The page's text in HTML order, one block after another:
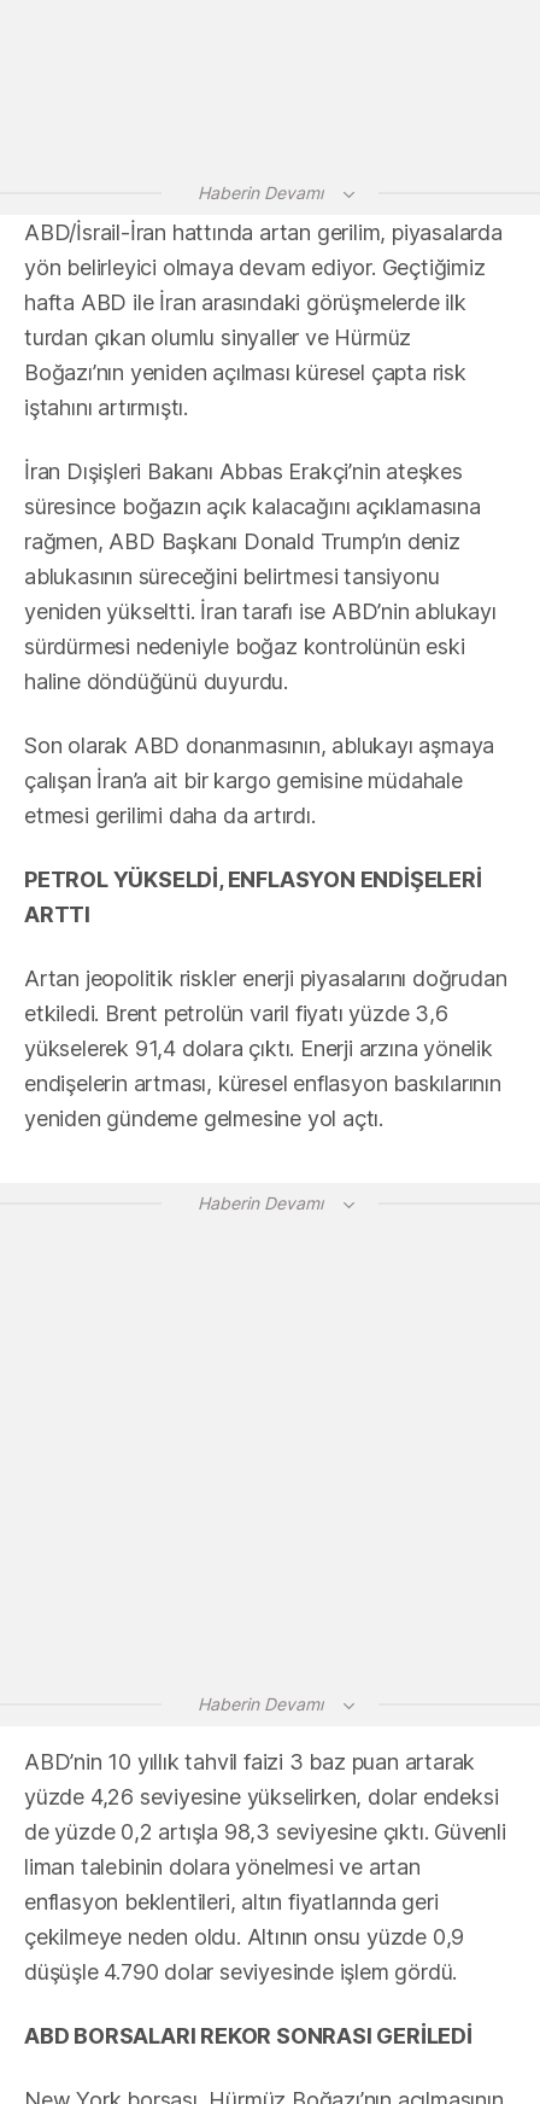
Haberin Devamı
ABD/İsrail-İran hattında artan gerilim, piyasalarda
yön belirleyici olmaya devam ediyor. Geçtiğimiz
hafta ABD ile İran arasındaki görüşmelerde ilk
turdan çıkan olumlu sinyaller ve Hürmüz
Boğazı’nın yeniden açılması küresel çapta risk
iştahını artırmıştı.
İran Dışişleri Bakanı Abbas Erakçi’nin ateşkes
süresince boğazın açık kalacağını açıklamasına
rağmen, ABD Başkanı Donald Trump’ın deniz
ablukasının süreceğini belirtmesi tansiyonu
yeniden yükseltti. İran tarafı ise ABD’nin ablukayı
sürdürmesi nedeniyle boğaz kontrolünün eski
haline döndüğünü duyurdu.
Son olarak ABD donanmasının, ablukayı aşmaya
çalışan İran’a ait bir kargo gemisine müdahale
etmesi gerilimi daha da artırdı.
PETROL YÜKSELDİ, ENFLASYON ENDİŞELERİ
ARTTI
Artan jeopolitik riskler enerji piyasalarını doğrudan
etkiledi. Brent petrolün varil fiyatı yüzde 3,6
yükselerek 91,4 dolara çıktı. Enerji arzına yönelik
endişelerin artması, küresel enflasyon baskılarının
yeniden gündeme gelmesine yol açtı.
Haberin Devamı
Haberin Devamı
ABD’nin 10 yıllık tahvil faizi 3 baz puan artarak
yüzde 4,26 seviyesine yükselirken, dolar endeksi
de yüzde 0,2 artışla 98,3 seviyesine çıktı. Güvenli
liman talebinin dolara yönelmesi ve artan
enflasyon beklentileri, altın fiyatlarında geri
çekilmeye neden oldu. Altının onsu yüzde 0,9
düşüşle 4.790 dolar seviyesinde işlem gördü.
ABD BORSALARI REKOR SONRASI GERİLEDİ